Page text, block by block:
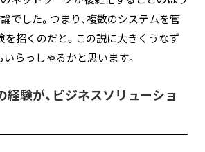
でした。つまり、複数のシステムを管
を招くのだと。この説に大きくうなず
らっしゃるかと思います。
経験が、ビジネスソリューショ